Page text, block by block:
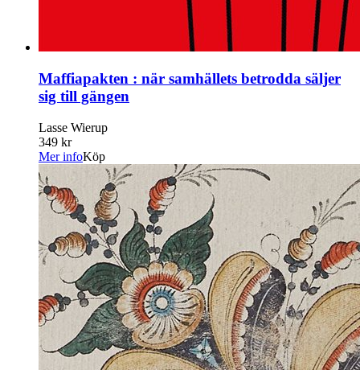
Maffiapakten : när samhällets betrodda säljer
sig till gängen
Lasse Wierup
349 kr
Mer infoKöp